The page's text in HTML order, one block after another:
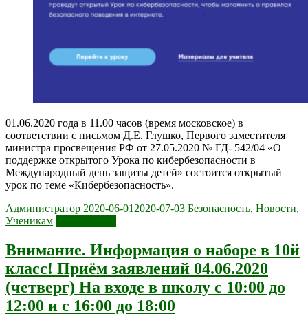
01.06.2020 года в 11.00 часов (время московское) в
соответствии с письмом Д.Е. Глушко, Первого заместителя
министра просвещения РФ от 27.05.2020 № ГД- 542/04 «О
поддержке открытого Урока по кибербезопасности в
Международный день защиты детей» состоится открытый
урок по теме «Кибербезопасность».
Администратор 2020-06-012020-07-03 Безопасность, Новости,
Ученикам
Внимание. Информация о наборе в 10й
класс! Приём заявлений 04.06.2020
(четверг) На входе в школу с 10:00 до
12:00 и с 16:00 до 18:00